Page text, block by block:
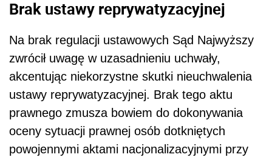
Brak ustawy reprywatyzacyjnej
Na brak regulacji ustawowych Sąd Najwyższy
zwrócił uwagę w uzasadnieniu uchwały,
akcentując niekorzystne skutki nieuchwalenia
ustawy reprywatyzacyjnej. Brak tego aktu
prawnego zmusza bowiem do dokonywania
oceny sytuacji prawnej osób dotkniętych
powojennymi aktami nacjonalizacyjnymi przy